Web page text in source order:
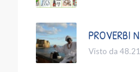
PROVERBI
Visto da